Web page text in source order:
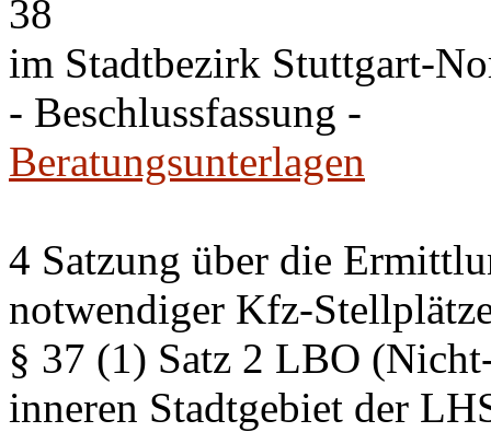
38
im Stadtbezirk Stuttgart-
- Beschlussfassung -
Beratungsunterlagen
4 Satzung über die
notwendiger Kfz-
§ 37 (1) Satz 2 LBO
inneren Stadtgebiet der